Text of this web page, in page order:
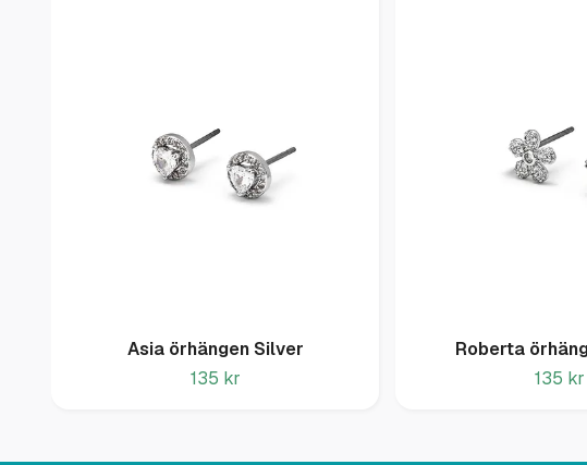
Asia örhängen Silver
135 kr
Roberta
135 kr